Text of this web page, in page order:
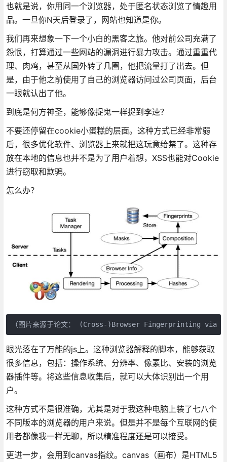
也就是说，你用同一个浏览器，处于匿名状态浏览了情趣用
品。一旦你N天后登录了，网站也知道是你。
我们再来想象一下一个小白的黑客之旅。他对前公司充满了
怨恨，打算通过一些网站的漏洞进行暴力攻击。通过重重代
理、肉鸡，甚至从国外转了几圈，他把流量打了出去。但
是，由于他之前使用了自己的浏览器访问过公司页面，后台
一眼就认出了他。
到底是何方神圣，能够像捉鬼一样捉到李逵？
不要还停留在cookie小蛋糕的层面。这种方式已经非常弱
后，很多优化软件、浏览器上来就把这玩意给禁了。这种存
放在本地的信息也并不是为了用户着想，XSS也能对Cookie
进行窃取和欺骗。
怎么办？
（图片来源于论文： (Cross-)Browser Fingerprinting via
眼光落在了万能的js上。这种浏览器解释的脚本，能够获取
很多信息，包括：操作系统、分辨率、像素比、安装的浏览
器插件等。将这些信息收集后，就可以大体识别出一个用
户。
这种方式不是很准确，尤其是对于我这种电脑上装了七八个
不同版本的浏览器的用户来说。但是并不是每个互联网的使
用者都像我一样无聊，所以精准程度还是可以接受。
更进一步，会用到canvas指纹。canvas（画布）是HTML5